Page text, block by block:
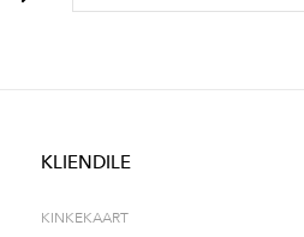
KLIENDILE
KINKEKAART